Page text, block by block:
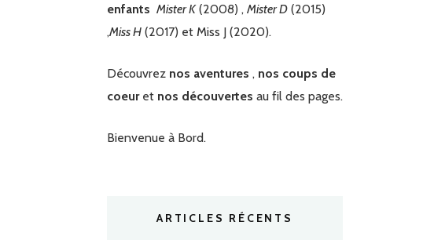
enfants Mister K(2008) , Mister D (2015)
,Miss H (2017) et Miss J (2020).
Découvrez nos aventures , nos coups de
coeuret nos découvertes au fil des pages.
Bienvenue à Bord.
ARTICLES RÉCENTS